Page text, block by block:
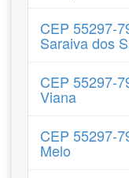
CEP 55297-
Saraiva dos
CEP 55297-
Viana
CEP 55297-
Melo